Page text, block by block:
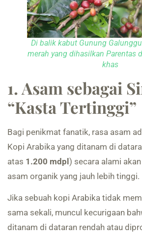
Di balik kabut Gunung
merah yang dihasilkan Parentas
khas
1. Asam sebagai
“Kasta Tertinggi”
Bagi penikmat fanatik, rasa asam
Kopi Arabika yang ditanam di
atas 1.200 mdpl) secara alami
asam organik yang jauh lebih tinggi.
Jika sebuah kopi Arabika tidak
sama sekali, muncul kecurigaan
ditanam di dataran rendah atau